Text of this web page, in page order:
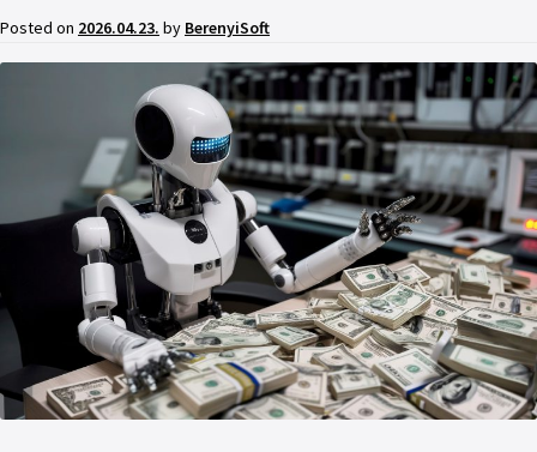
Posted on 2026.04.23. by BerenyiSoft